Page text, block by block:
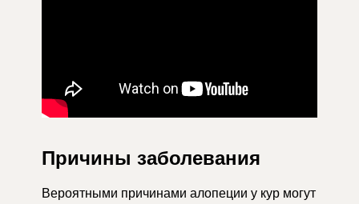
Причины заболевания
Вероятными причинами алопеции у кур могут